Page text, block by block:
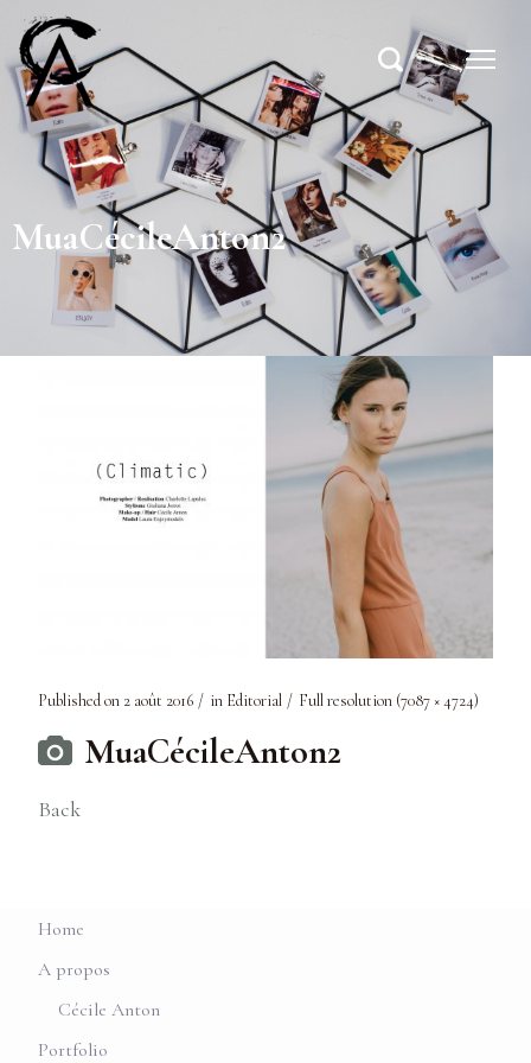
MuaCécileAnton2
Published on 2 août 2016 in Editorial Full resolution (7087 × 4724)
MuaCécileAnton2
Back
Home
A propos
Cécile Anton
Portfolio